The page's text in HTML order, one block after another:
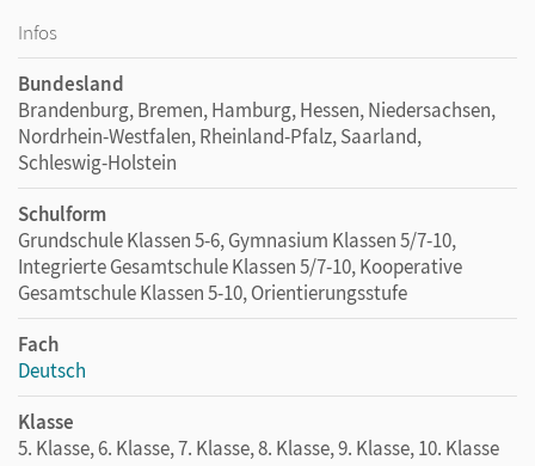
Infos
Bundesland
Brandenburg, Bremen, Hamburg, Hessen, Niedersachsen,
Nordrhein-Westfalen, Rheinland-Pfalz, Saarland,
Schleswig-Holstein
Schulform
Grundschule Klassen 5-6, Gymnasium Klassen 5/7-10,
Integrierte Gesamtschule Klassen 5/7-10, Kooperative
Gesamtschule Klassen 5-10, Orientierungsstufe
Fach
Deutsch
Klasse
5. Klasse, 6. Klasse, 7. Klasse, 8. Klasse, 9. Klasse, 10. Klasse